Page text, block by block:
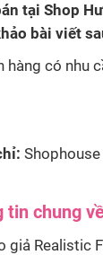
tại Shop
bài viết
hàng có nhu
tin chung
giả Realistic